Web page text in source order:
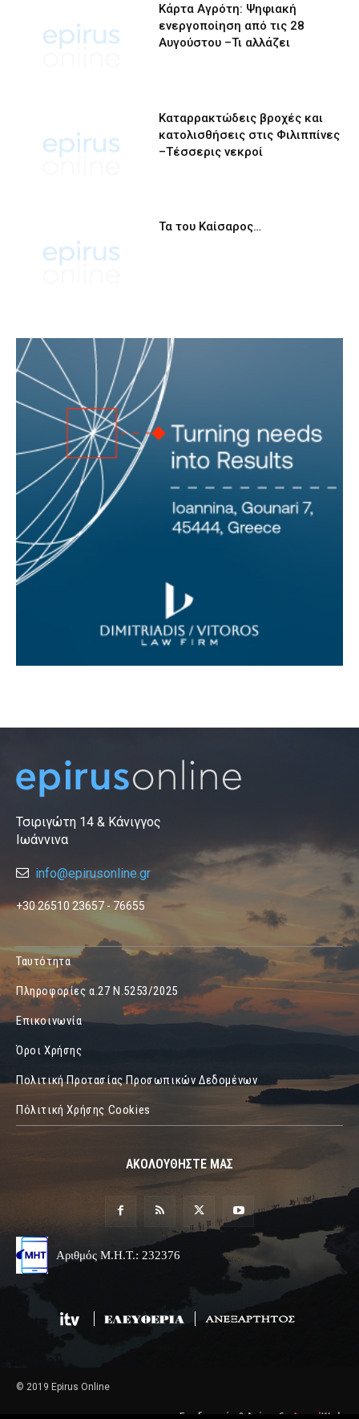
Κάρτα Αγρότη: Ψηφιακή
ενεργοποίηση από τις 28
Αυγούστου –Τι αλλάζει
Καταρρακτώδεις βροχές και
κατολισθήσεις στις Φιλιππίνες
–Τέσσερις νεκροί
Τα του Καίσαρος…
Τσιριγώτη 14 & Κάνιγγος
Ιωάννινα
info@epirusonline.gr
+30 26510 23657 - 76655
Ταυτότητα
Πληροφορίες α.27 Ν.5253/2025
Επικοινωνία
Όροι Χρήσης
Πολιτική Προτασίας Προσωπικών Δεδομένων
Πόλιτική Χρήσης Cookies
ΑΚΟΛΟΥΘΗΣΤΕ ΜΑΣ
Αριθμός Μ.Η.Τ.: 232376
© 2019 Epirus Online